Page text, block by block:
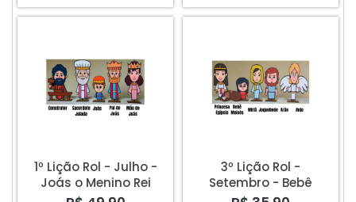
1º Lição Rol - Julho -
Joás o Menino Rei
3º Lição Rol -
Setembro - Bebê
Moisés